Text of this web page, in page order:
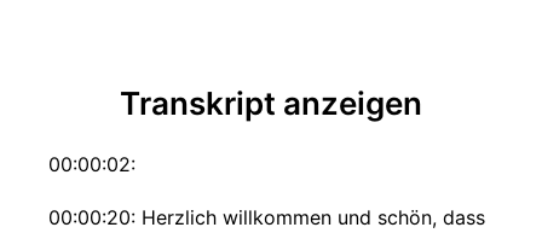
Transkript anzeigen
00:00:02:
00:00:20: Herzlich willkommen und schön, dass